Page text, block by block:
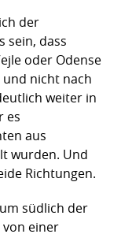
der
sein, dass
oder Odense
nicht nach
weiter in
es
aus
wurden. Und
Richtungen.
südlich der
einer